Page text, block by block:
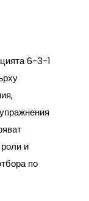
6-3-1
и
по